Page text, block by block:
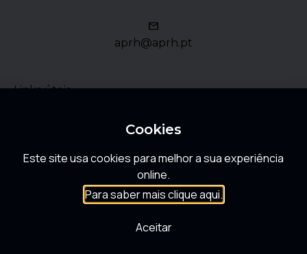
aprh@aprh.pt
Links úteis
FAQ
Cookies
Este site usa cookies para melhor a sua experiência
online.
Para saber mais clique aqui.
Aceitar